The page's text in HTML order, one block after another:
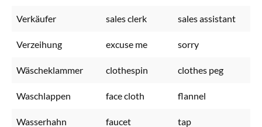
Verkäufer sales clerk sales assistant
Verzeihung excuse me sorry
Wäscheklammer clothespin clothes peg
Waschlappen face cloth flannel
Wasserhahn faucet tap